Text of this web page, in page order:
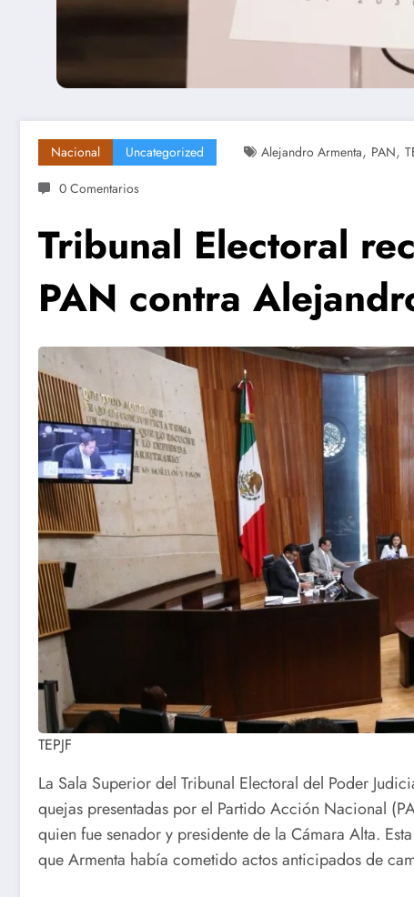
Nacional Uncategorized Alejandro Armenta, PAN,
0 Comentarios
Tribunal Electoral
PAN contra
TEPJF
La Sala Superior del Tribunal Electoral del Poder
quejas presentadas por el Partido Acción Nacional
quien fue senador y presidente de la Cámara Alta.
que Armenta había cometido actos anticipados de